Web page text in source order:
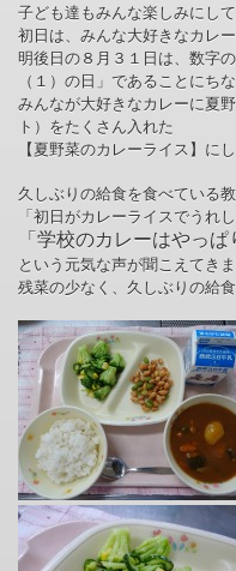
子ども達もみんな楽しみにして
初日は、みんな大好きなカレー
明後日の８月３１日は、数字
（１）の日」であることにちな
みんなが大好きなカレーに夏
ト）をたくさん入れた
【夏野菜のカレーライス】にし
久しぶりの給食を食べている教
「初日がカレーライスでうれし
「学校のカレーはやっぱ
という元気な声が聞こえてきま
残菜の少なく、久しぶりの給